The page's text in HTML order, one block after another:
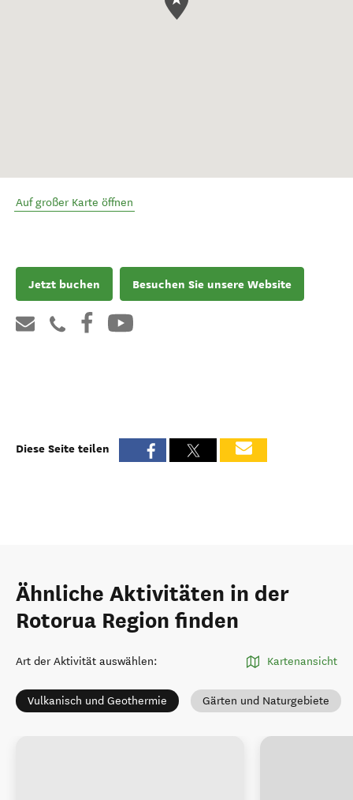
Auf großer Karte öffnen
Jetzt buchen Besuchen Sie unsere Website
Diese Seite teilen
Ähnliche Aktivitäten in der
Rotorua Region finden
Art der Aktivität auswählen: Kartenansicht
Vulkanisch und Geothermie Gärten und Naturgebiete